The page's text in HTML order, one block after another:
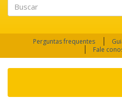
Perguntas frequentes
Fale